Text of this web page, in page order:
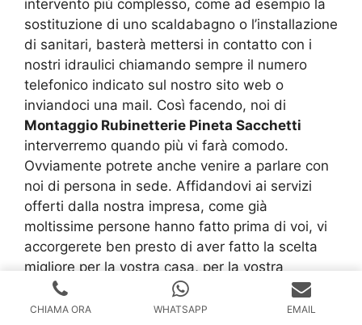
intervento più complesso, come ad esempio la
sostituzione di uno scaldabagno o l’installazione
di sanitari, basterà mettersi in contatto con i
nostri idraulici chiamando sempre il numero
telefonico indicato sul nostro sito web o
inviandoci una mail. Così facendo, noi di
Montaggio Rubinetterie Pineta Sacchetti
interverremo quando più vi farà comodo.
Ovviamente potrete anche venire a parlare con
noi di persona in sede. Affidandovi ai servizi
offerti dalla nostra impresa, come già
moltissime persone hanno fatto prima di voi, vi
accorgerete ben presto di aver fatto la scelta
migliore per la vostra casa, per la vostra
tranquillità, ma soprattutto anche per il vostro
portafoglio. La grande passione, che da sempre
CHIAMA ORA WHATSAPP EMAIL